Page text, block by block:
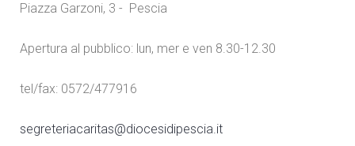
Piazza Garzoni, 3 - Pescia
Apertura al pubblico: lun, mer e ven 8.30-12.30
tel/fax: 0572/477916
segreteriacaritas@diocesidipescia.it